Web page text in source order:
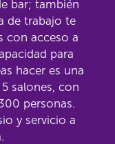
bar; también
de trabajo te
con acceso a
para
hacer es una
salones, con
personas.
y servicio a